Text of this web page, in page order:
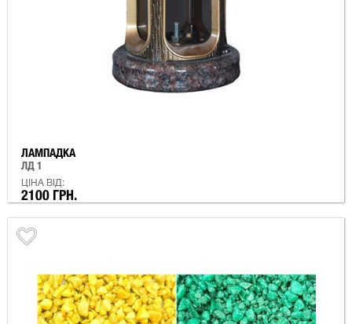
ЛАМПАДКА
ЛД 1
ЦІНА ВІД:
2100 ГРН.